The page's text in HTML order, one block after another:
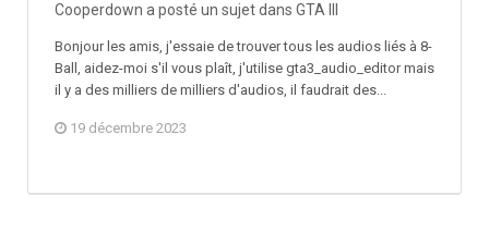
Cooperdown a posté un sujet dans GTA III
Bonjour les amis, j'essaie de trouver tous les audios liés à 8-
Ball, aidez-moi s'il vous plaît, j'utilise gta3_audio_editor mais
il y a des milliers de milliers d'audios, il faudrait des...
19 décembre 2023